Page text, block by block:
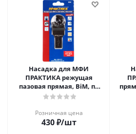
Насадка для МФИ
ПРАКТИКА режущая
пазовая прямая, BiM, по
металлу и дереву, 20 мм,
Розничная цена
430₽/шт